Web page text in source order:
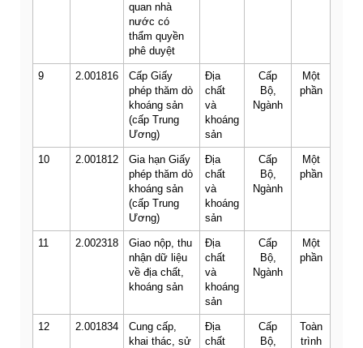
quan nhà
nước có
thẩm quyền
phê duyệt
9 2.001816
Cấp Giấy
phép thăm dò
khoáng sản
(cấp Trung
Ương)
Địa
chất
và
khoáng
sản
Cấp
Bộ,
Ngành
Một
phần
10 2.001812
Gia hạn Giấy
phép thăm dò
khoáng sản
(cấp Trung
Ương)
Địa
chất
và
khoáng
sản
Cấp
Bộ,
Ngành
Một
phần
11 2.002318
Giao nộp, thu
nhận dữ liệu
về địa chất,
khoáng sản
Địa
chất
và
khoáng
sản
Cấp
Bộ,
Ngành
Một
phần
12 2.001834
Cung cấp,
khai thác, sử
Địa
chất
Cấp
Bộ,
Toàn
trình